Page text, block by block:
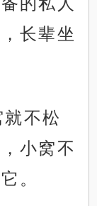
长辈坐
就不松
小窝不
。